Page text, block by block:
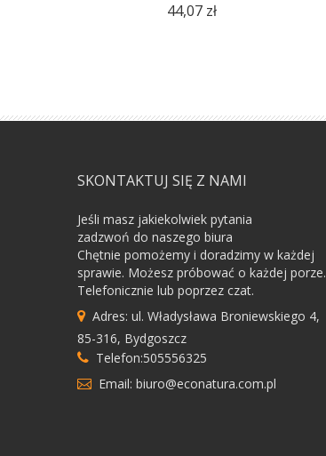
44,07 zł
SKONTAKTUJ SIĘ Z NAMI
Jeśli masz jakiekolwiek pytania
zadzwoń do naszego biura
Chętnie pomożemy i doradzimy w każdej
sprawie. Możesz próbować o każdej porze.
Telefonicznie lub poprzez czat.
Adres: ul. Władysława Broniewskiego 4,
85-316, Bydgoszcz
Telefon:505556325
Email: biuro@econatura.com.pl